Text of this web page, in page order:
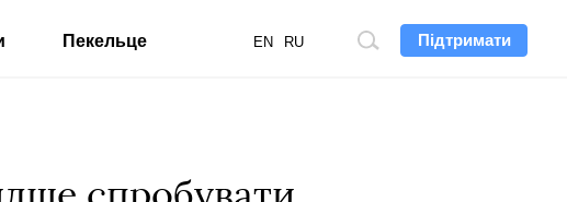
Підтримати
Пошук
EN RU
Пекельце